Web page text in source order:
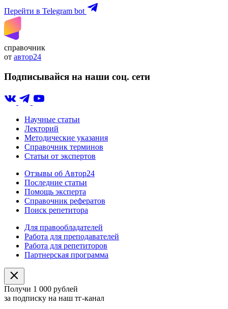
Перейти в Telegram bot
справочник
от автор24
Подписывайся на наши соц. сети
Научные статьи
Лекторий
Методические указания
Справочник терминов
Статьи от экспертов
Отзывы об Автор24
Последние статьи
Помощь эксперта
Справочник рефератов
Поиск репетитора
Для правообладателей
Работа для преподавателей
Работа для репетиторов
Партнерская программа
Получи 1 000 рублей
за подписку на наш тг-канал